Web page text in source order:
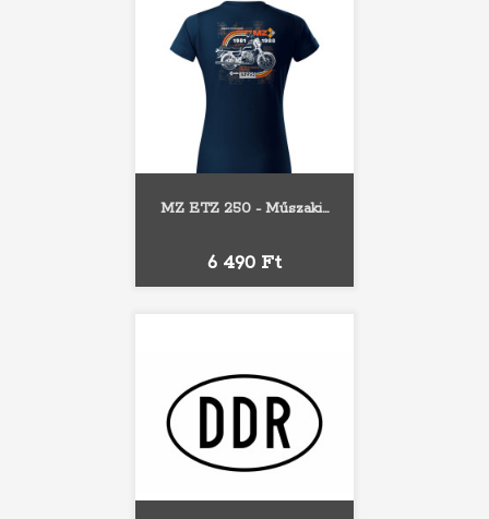
MZ ETZ 250 - Műszaki...
Ár
6 490 Ft